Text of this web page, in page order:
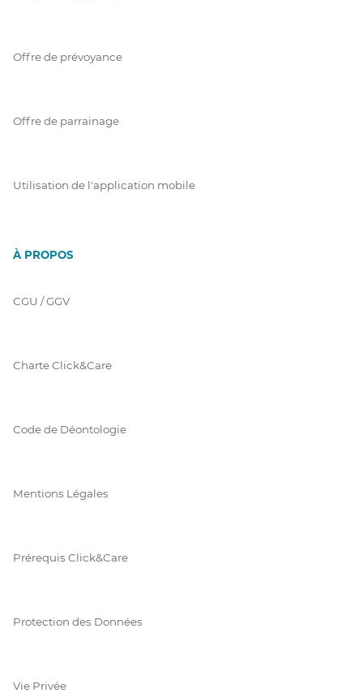
Offre de prévoyance
Offre de parrainage
Utilisation de l'application mobile
À PROPOS
CGU / GGV
Charte Click&Care
Code de Déontologie
Mentions Légales
Prérequis Click&Care
Protection des Données
Vie Privée